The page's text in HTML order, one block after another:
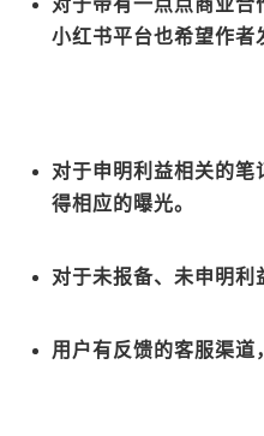
对于带有一点点商业
小红书平台也希望作者
对于申明利益相关的
得相应的曝光。
对于未报备、未申明
用户有反馈的客服渠